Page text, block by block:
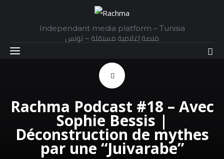
Independant media platform – Tunisia
منصة إعلامية مستقلة – تونس
Explainer
Rachma Podcast #18 – Avec
Sophie Bessis |
Déconstruction de mythes
par une “Juivarabe”